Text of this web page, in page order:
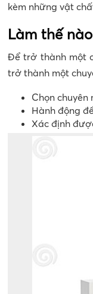
kèm những vật
Làm thế
Để trở thành một
trở thành một
Chọn chuyên
Hành động
Xác định